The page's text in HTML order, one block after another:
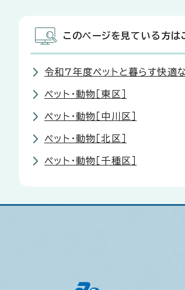
このページを見ている方は
令和7年度ペットと暮らす快適
ペット・動物［東区］
ペット・動物［中川区］
ペット・動物［北区］
ペット・動物［千種区］